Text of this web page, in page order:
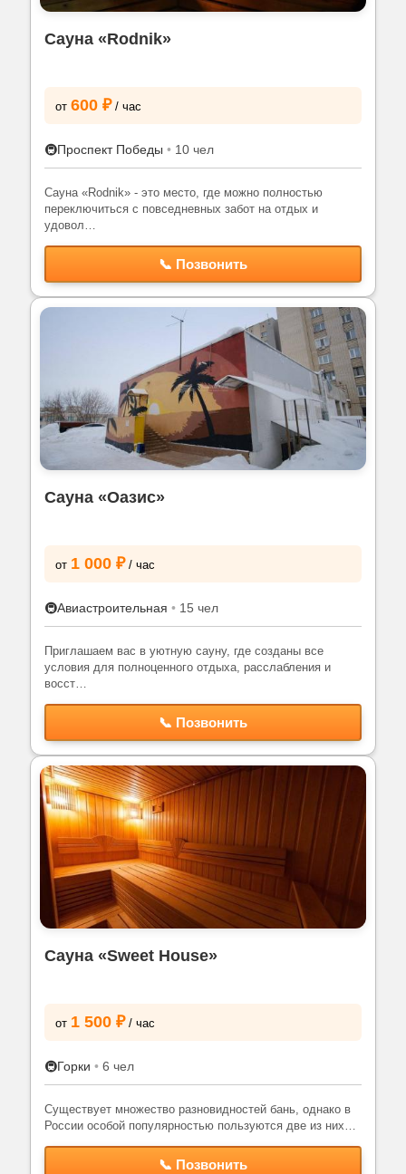
Сауна «Rodnik»
от 600 ₽ / час
🚇Проспект Победы • 10 чел
Сауна «Rodnik» - это место, где можно полностью
переключиться с повседневных забот на отдых и
удовол…
📞 Позвонить
Сауна «Оазис»
от 1 000 ₽ / час
🚇Авиастроительная • 15 чел
Приглашаем вас в уютную сауну, где созданы все
условия для полноценного отдыха, расслабления и
восст…
📞 Позвонить
Сауна «Sweet House»
от 1 500 ₽ / час
🚇Горки • 6 чел
Существует множество разновидностей бань, однако в
России особой популярностью пользуются две из них…
📞 Позвонить